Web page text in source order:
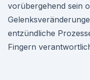
vorübergehend sein
entzündliche
Fingern